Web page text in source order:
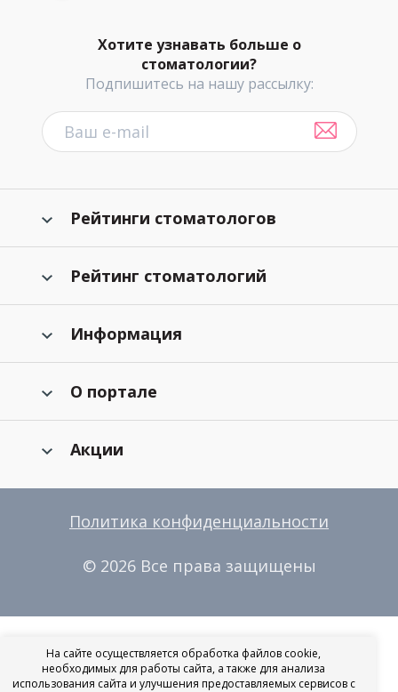
Хотите узнавать больше о
стоматологии?
Подпишитесь на нашу рассылку:
Рейтинги стоматологов
Рейтинг стоматологий
Информация
О портале
Акции
Политика конфиденциальности
© 2026 Все права защищены
На сайте осуществляется обработка файлов cookie,
необходимых для работы сайта, а также для анализа
использования сайта и улучшения предоставляемых сервисов с